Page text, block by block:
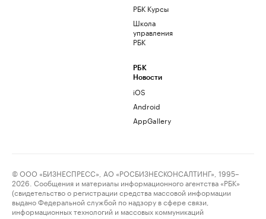
РБК Курсы
Школа
управления
РБК
РБК
Новости
iOS
Android
AppGallery
© ООО «БИЗНЕСПРЕСС», АО «РОСБИЗНЕСКОНСАЛТИНГ», 1995–
2026. Сообщения и материалы информационного агентства «РБК»
(свидетельство о регистрации средства массовой информации
выдано Федеральной службой по надзору в сфере связи,
информационных технологий и массовых коммуникаций